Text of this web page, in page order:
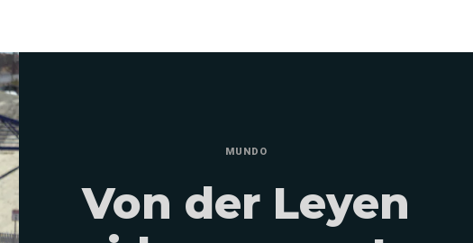
MUNDO
Von der Leyen